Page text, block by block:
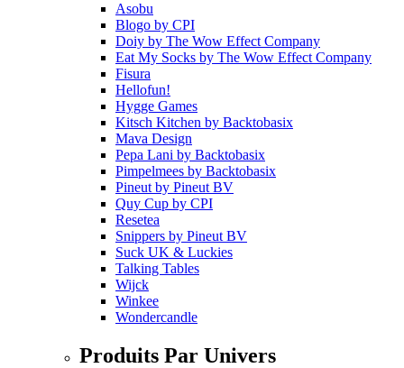
Asobu
Blogo by CPI
Doiy by The Wow Effect Company
Eat My Socks by The Wow Effect Company
Fisura
Hellofun!
Hygge Games
Kitsch Kitchen by Backtobasix
Mava Design
Pepa Lani by Backtobasix
Pimpelmees by Backtobasix
Pineut by Pineut BV
Quy Cup by CPI
Resetea
Snippers by Pineut BV
Suck UK & Luckies
Talking Tables
Wijck
Winkee
Wondercandle
Produits Par Univers